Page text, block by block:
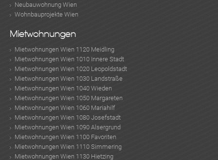
Neubauwohnung Wien
Wohnbauprojekte Wien
Mietwohnungen
Mietwohnungen Wien 1120 Meidling
Mietwohnungen Wien 1010 Innere Stadt
Mietwohnungen Wien 1020 Leopoldstadt
Mietwohnungen Wien 1030 Landstraße
Mietwohnungen Wien 1040 Wieden
Mietwohnungen Wien 1050 Margareten
Mietwohnungen Wien 1060 Mariahilf
Mietwohnungen Wien 1080 Josefstadt
Mietwohnungen Wien 1090 Alsergrund
Mietwohnungen Wien 1100 Favoriten
Mietwohnungen Wien 1110 Simmering
Mietwohnungen Wien 1130 Hietzing